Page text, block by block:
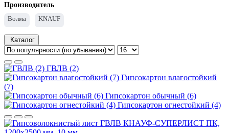
Производитель
Волма
KNAUF
Каталог
ГВЛВ (2)
Гипсокартон влагостойкий
(7)
Гипсокартон обычный (6)
Гипсокартон огнестойкий (4)